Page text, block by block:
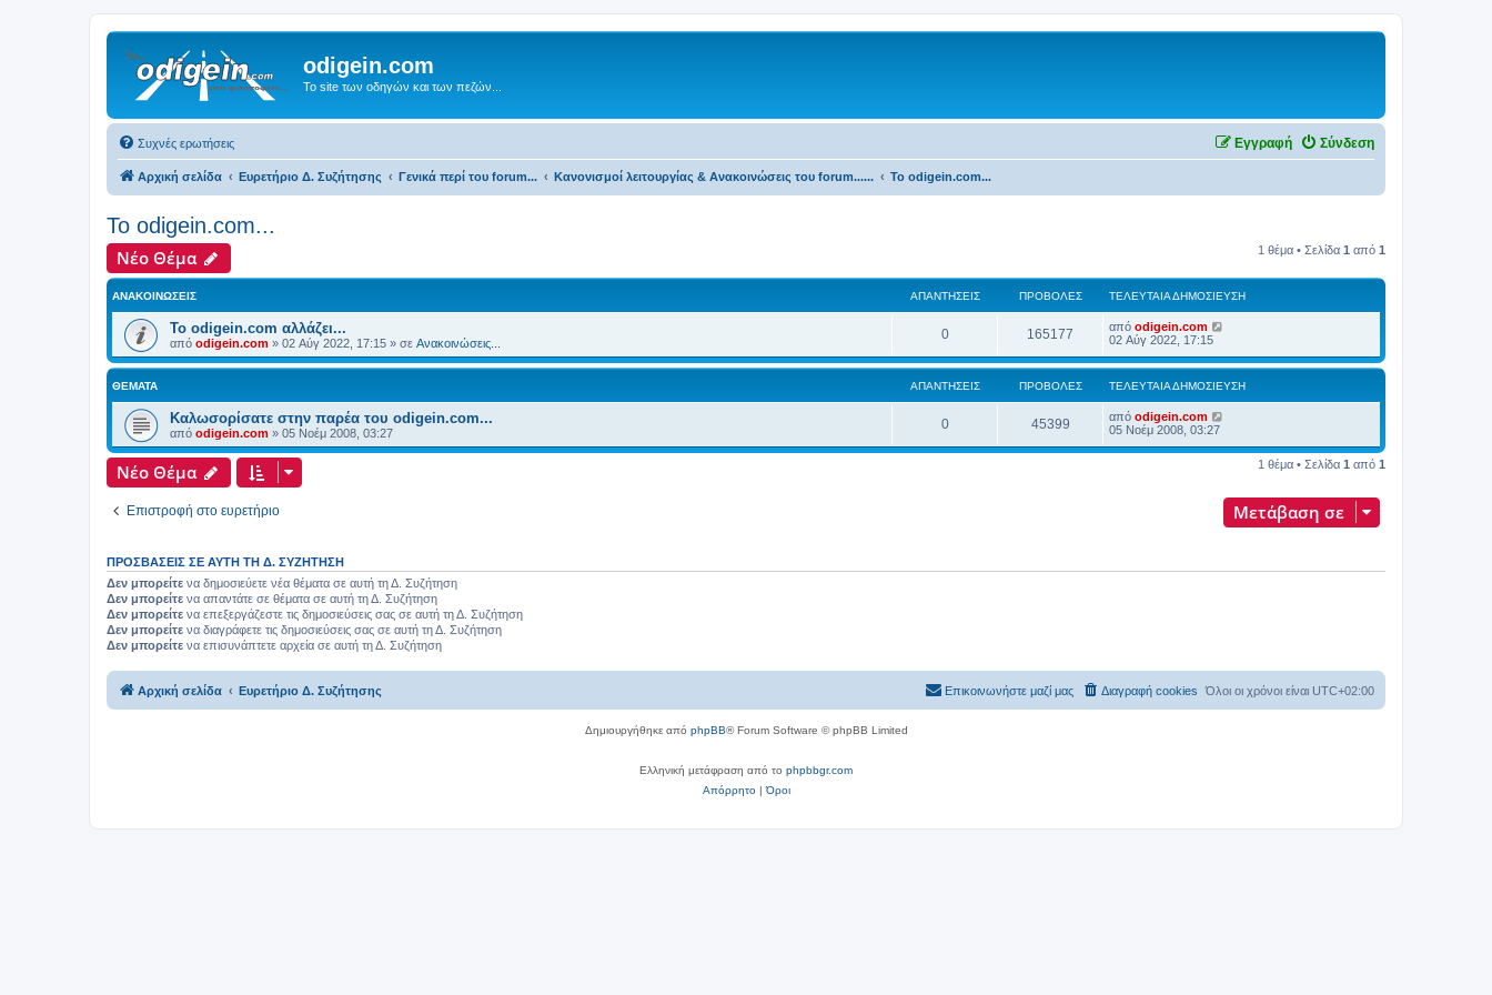
odigein.com
Το site των οδηγών και των πεζών...
Συχνές ερωτήσεις Σύνδεση
Εγγραφή
Αρχική σελίδα Ευρετήριο Δ. Συζήτησης Γενικά περί του forum... Κανονισμοί λειτουργίας & Ανακοινώσεις του forum...... Το odigein.com...
Το odigein.com...
Νέο Θέμα 1 θέμα • Σελίδα 1 από 1
ΑΝΑΚΟΙΝΏΣΕΙΣ ΑΠΑΝΤΉΣΕΙΣ ΠΡΟΒΟΛΈΣ ΤΕΛΕΥΤΑΊΑ ΔΗΜΟΣΊΕΥΣΗ
Το odigein.com αλλάζει...
από odigein.com » 02 Αύγ 2022, 17:15 » σε Ανακοινώσεις...
0 165177 από odigein.com
02 Αύγ 2022, 17:15
ΘΈΜΑΤΑ ΑΠΑΝΤΉΣΕΙΣ ΠΡΟΒΟΛΈΣ ΤΕΛΕΥΤΑΊΑ ΔΗΜΟΣΊΕΥΣΗ
Καλωσορίσατε στην παρέα του odigein.com...
από odigein.com » 05 Νοέμ 2008, 03:27
0 45399 από odigein.com
05 Νοέμ 2008, 03:27
Νέο Θέμα 1 θέμα • Σελίδα 1 από 1
Επιστροφή στο ευρετήριο Μετάβαση σε
ΠΡΟΣΒΆΣΕΙΣ ΣΕ ΑΥΤΉ ΤΗ Δ. ΣΥΖΉΤΗΣΗ
Δεν μπορείτε να δημοσιεύετε νέα θέματα σε αυτή τη Δ. Συζήτηση
Δεν μπορείτε να απαντάτε σε θέματα σε αυτή τη Δ. Συζήτηση
Δεν μπορείτε να επεξεργάζεστε τις δημοσιεύσεις σας σε αυτή τη Δ. Συζήτηση
Δεν μπορείτε να διαγράφετε τις δημοσιεύσεις σας σε αυτή τη Δ. Συζήτηση
Δεν μπορείτε να επισυνάπτετε αρχεία σε αυτή τη Δ. Συζήτηση
Αρχική σελίδα Ευρετήριο Δ. Συζήτησης Όλοι οι χρόνοι είναι UTC+02:00
Διαγραφή cookies
Επικοινωνήστε μαζί μας
Δημιουργήθηκε από phpBB® Forum Software © phpBB Limited
Ελληνική μετάφραση από το phpbbgr.com
Απόρρητο|Όροι